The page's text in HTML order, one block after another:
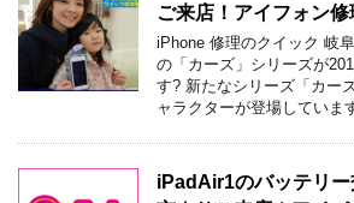
ご来店！アイフォン
iPhone 修理のクイック 岐
の「カーズ」シリーズが
す? 新たなシリーズ「カー
ャラクターが登場していま
iPadAir1のバッテリ